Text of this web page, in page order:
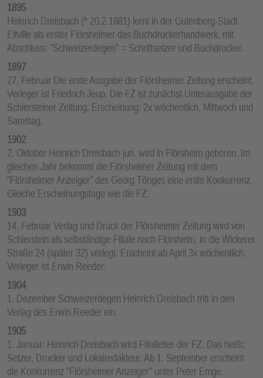
1895
Heinrich Dreisbach (* 20.2.1881) lernt in der Gutenberg-Stadt
Eltville als erster Flörsheimer das Buchdruckerhandwerk, mit
Abschluss: "Schweizerdegen" = Schriftsetzer und Buchdrucker.
1897
27. Februar Die erste Ausgabe der Flörsheimer Zeitung erscheint.
Verleger ist Friedrich Jeup. Die FZ ist zunächst Unterausgabe der
Schiersteiner Zeitung. Erscheinung: 2x wöchentlich, Mittwoch und
Samstag.
1902
2. Oktober Heinrich Dreisbach jun. wird in Flörsheim geboren. Im
gleichen Jahr bekommt die Flörsheimer Zeitung mit dem
"Flörsheimer Anzeiger" des Georg Tönges eine erste Konkurrenz.
Gleiche Erscheinungstage wie die FZ.
1903
14. Februar Verlag und Druck der Flörsheimer Zeitung wird von
Schierstein als selbständige Filiale nach Flörsheim, in die Wickerer
Straße 24 (später 32) verlegt. Erscheint ab April 3x wöchentlich.
Verleger ist Erwin Reeder.
1904
1. Dezember Schweizerdegen Heinrich Dreisbach tritt in den
Verlag des Erwin Reeder ein.
1905
1. Januar: Heinrich Dreisbach wird Filialleiter der FZ. Das heißt:
Setzer, Drucker und Lokalredakteur. Ab 1. September erscheint
die Konkurrenz "Flörsheimer Anzeiger" unter Peter Emge.